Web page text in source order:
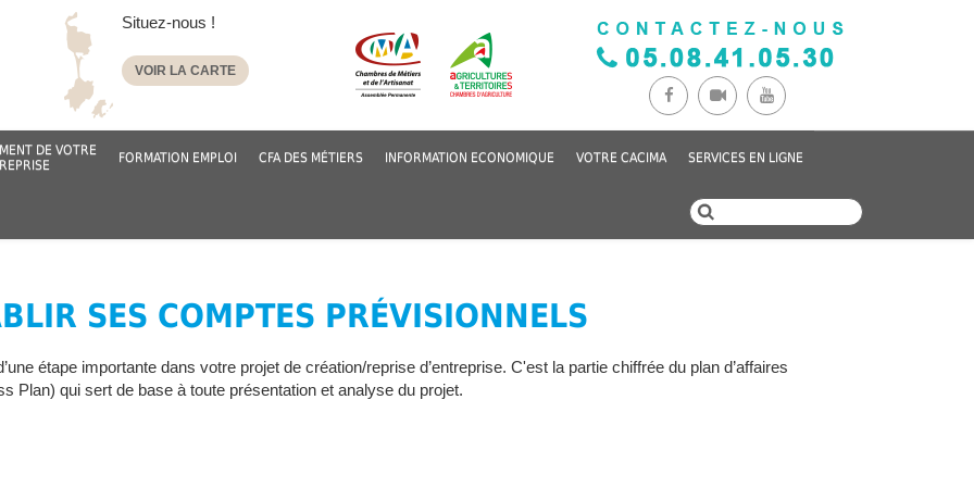
Situez-nous !
VOIR LA CARTE
DE VOTRE
FORMATION EMPLOI CFA DES MÉTIERS INFORMATION ECONOMIQUE VOTRE CACIMA SERVICES EN LIGNE
SES COMPTES PRÉVISIONNELS
étape importante dans votre projet de création/reprise d’entreprise. C'est la partie chiffrée du plan d’affaires
Plan) qui sert de base à toute présentation et analyse du projet.